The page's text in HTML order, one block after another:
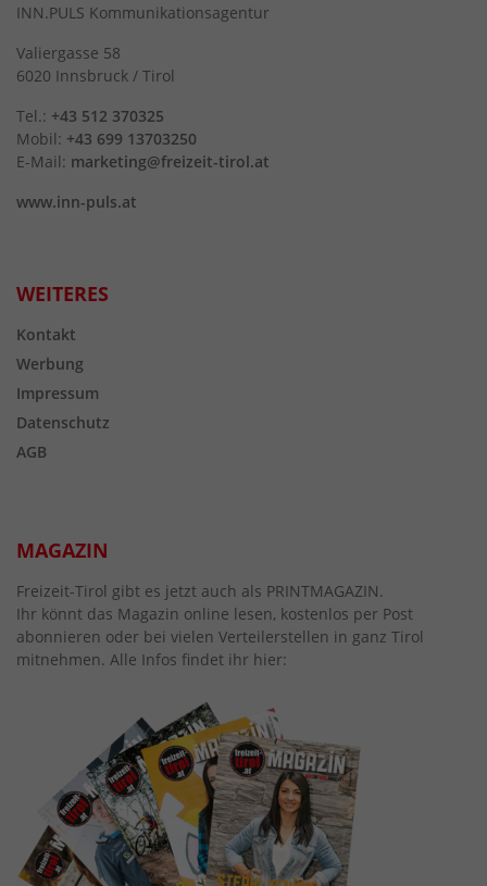
INN.PULS Kommunikationsagentur
Valiergasse 58
6020 Innsbruck / Tirol
Tel.: +43 512 370325
Mobil: +43 699 13703250
E-Mail: marketing@freizeit-tirol.at
www.inn-puls.at
WEITERES
Kontakt
Werbung
Impressum
Datenschutz
AGB
MAGAZIN
Freizeit-Tirol gibt es jetzt auch als PRINTMAGAZIN.
Ihr könnt das Magazin online lesen, kostenlos per Post
abonnieren oder bei vielen Verteilerstellen in ganz Tirol
mitnehmen. Alle Infos findet ihr hier: